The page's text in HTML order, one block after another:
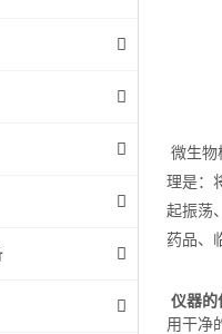
微生物
理是：
起振荡
药品、
仪器的
用干净